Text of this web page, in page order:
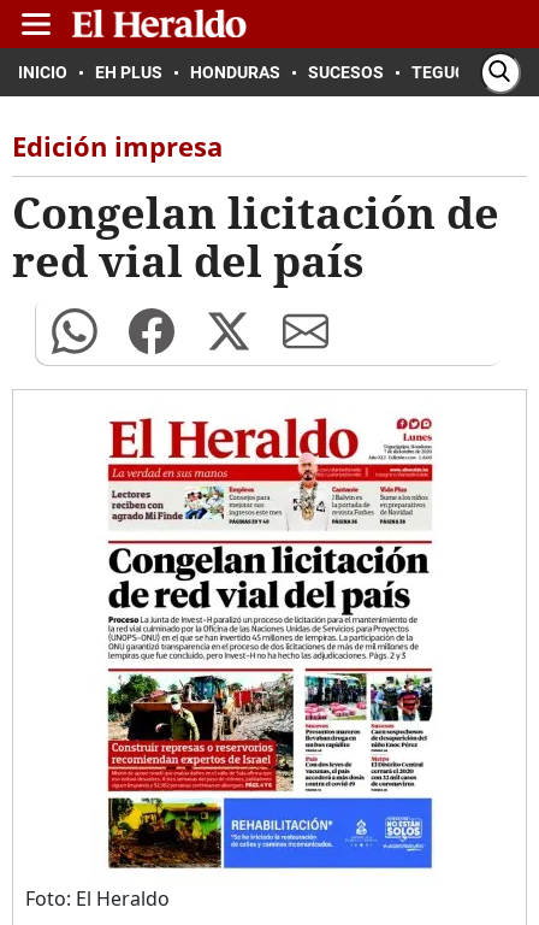
INICIO EH PLUS HONDURAS SUCESOS TEGUCIGALPA
Edición impresa
Congelan licitación de
red vial del país
Foto: El Heraldo